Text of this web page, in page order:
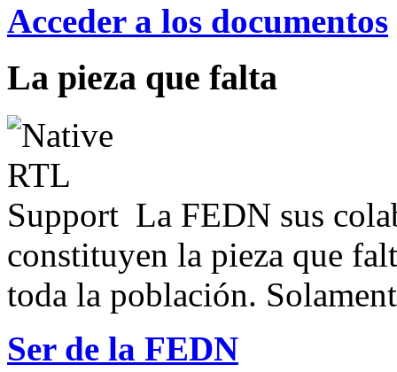
Acceder a los documentos
La pieza que falta
La FEDN sus
constituyen la pieza que
toda la población.
Ser de la FEDN